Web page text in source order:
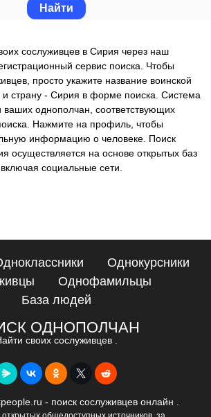
сослуживцев в Сирия через наш
сервис поиска. Чтобы
просто укажите название воинской
и страну - Сирия в форме поиска. Система
ваших однополчан, соответствующих
Нажмите на профиль, чтобы
информацию о человеке. Поиск
осуществляется на основе открытых баз
социальные сети.
Однокурсники
Однофамильцы
База людей
ОДНОПОЛЧАН
своих сослуживцев .
- поиск сослуживцев онлайн .